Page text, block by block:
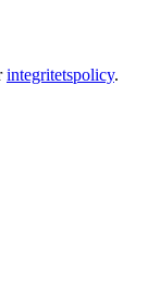
integritetspolicy.